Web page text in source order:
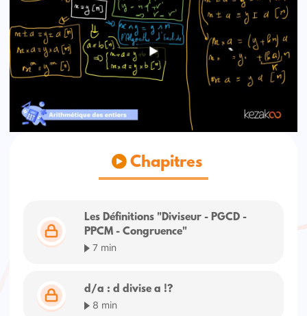
Chapitres
Les Définitions "Diviseur - PGCD -
PPCM - Congruence"
7 min
d/a : d divise a !?
8 min